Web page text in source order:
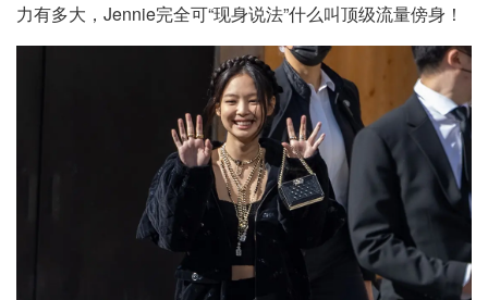
力有多大，Jennie完全可“现身说法”什么叫顶级流量傍身！